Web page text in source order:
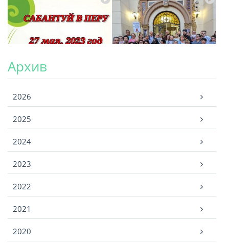
Архив
2026
2025
2024
2023
2022
2021
2020